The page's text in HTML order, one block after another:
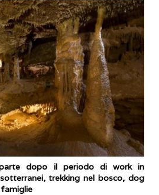
dopo il periodo di work in
trekking nel bosco, dog